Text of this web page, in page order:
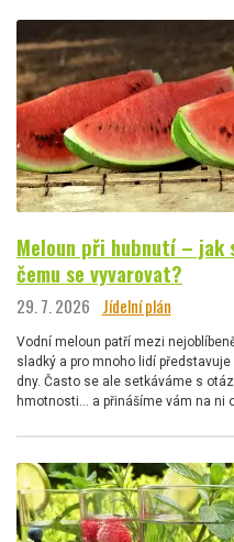
Meloun při hubnutí – jak
čemu se vyvarovat?
29. 7. 2026 Jídelní plán
Vodní meloun patří mezi
sladký a pro mnoho lidí
dny. Často se ale setkáváme s
hmotnosti… a přinášíme vám na ni